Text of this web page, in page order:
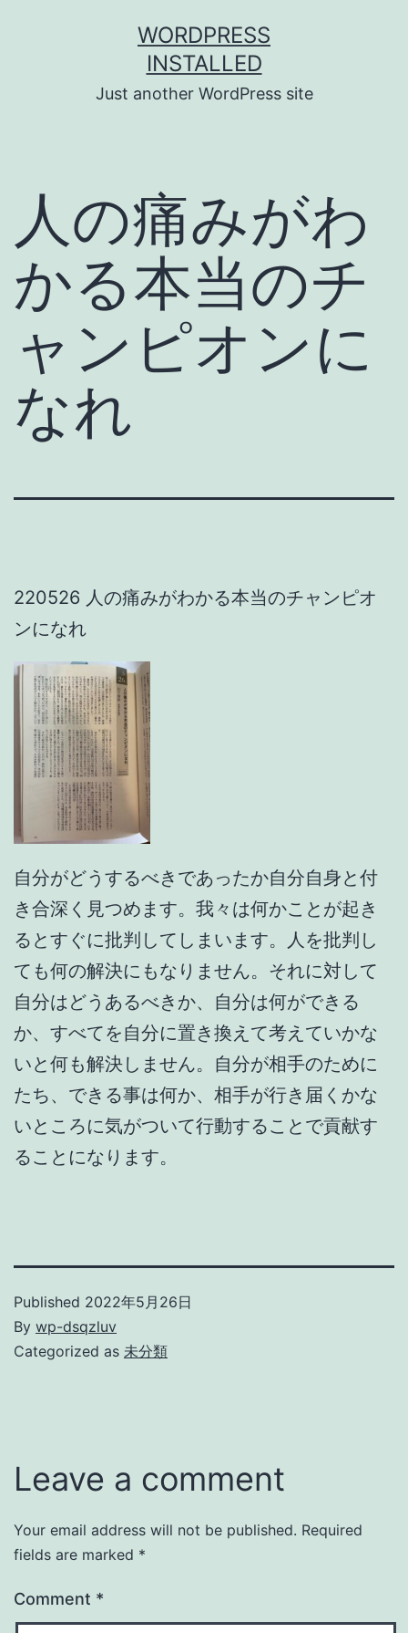
WORDPRESS
INSTALLED
Just another WordPress site
人の痛みがわ
かる本当のチ
ャンピオンに
なれ
220526 人の痛みがわかる本当のチャンピオ
ンになれ
自分がどうするべきであったか自分自身と付
き合深く見つめます。我々は何かことが起き
るとすぐに批判してしまいます。人を批判し
ても何の解決にもなりません。それに対して
自分はどうあるべきか、自分は何ができる
か、すべてを自分に置き換えて考えていかな
いと何も解決しません。自分が相手のために
たち、できる事は何か、相手が行き届くかな
いところに気がついて行動することで貢献す
ることになります。
Published 2022年5月26日
By wp-dsqzluv
Categorized as 未分類
Leave a comment
Your email address will not be published. Required
fields are marked *
Comment *